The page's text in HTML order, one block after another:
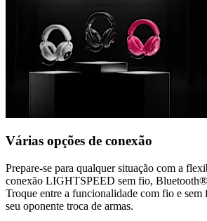
Várias opções de conexão
Prepare-se para qualquer situação com a
conexão LIGHTSPEED sem fio,
Troque entre a funcionalidade com fio e
seu oponente troca de armas.